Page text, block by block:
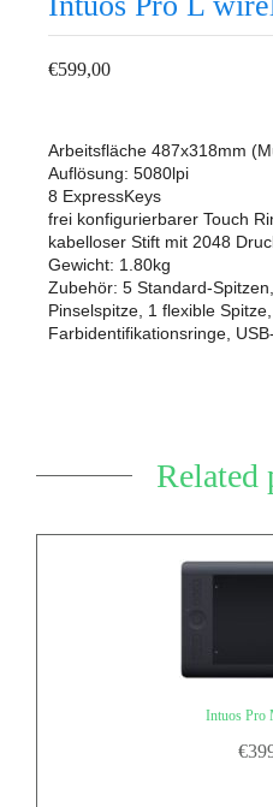
€599,00
Arbeitsfläche 487x318mm
Auflösung: 5080lpi
8 ExpressKeys
frei konfigurierbarer Touch
kabelloser Stift mit 2048
Gewicht: 1.80kg
Zubehör: 5 Standard-
Pinselspitze, 1 flexible
Farbidentifikationsringe,
Related
Intuos Pro
€